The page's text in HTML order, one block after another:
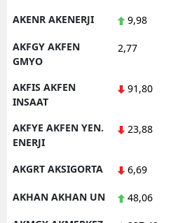
AKENR AKENERJI 9,98
AKFGY AKFEN
GMYO
2,77
AKFIS AKFEN
INSAAT
91,80
AKFYE AKFEN YEN.
ENERJI
23,88
AKGRT AKSIGORTA 6,69
AKHAN AKHAN UN 48,06